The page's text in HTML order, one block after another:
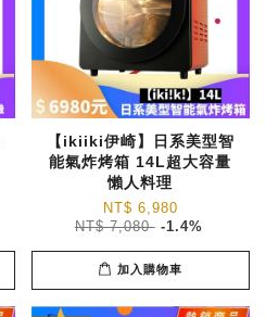
【ikiiki伊崎】日系美型智
能氣炸烤箱 14L超大容量
懶人料理
NT$ 6,980
NT$ 7,080 -1.4%
加入購物車